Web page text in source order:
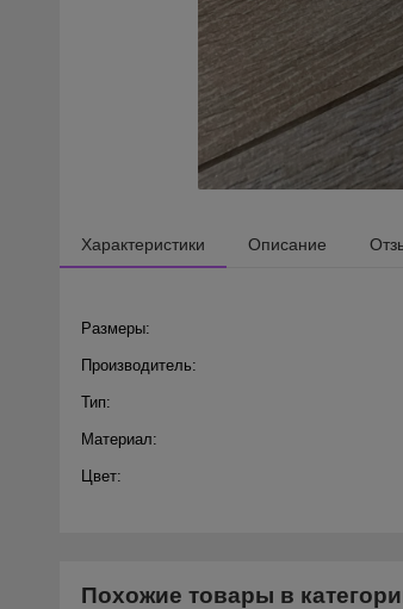
Характеристики Описание
Размеры:
Производитель:
Тип:
Материал:
Цвет:
Похожие товары в